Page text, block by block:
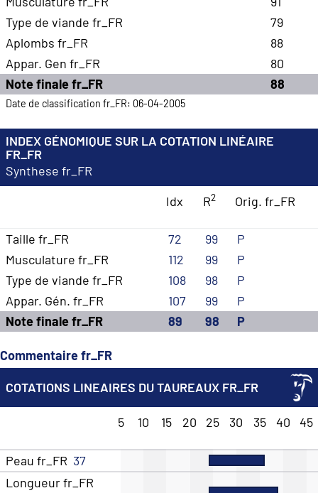
Type de viande fr_FR
79
Aplombs fr_FR
88
Appar. Gen fr_FR
80
Note finale fr_FR
88
Date de classification fr_FR: 06-04-2005
INDEX GÉNOMIQUE SUR LA COTATION LINÉAIRE
FR_FR
Synthese fr_FR
Idx
R2 Orig. fr_FR
Taille fr_FR 72 99
P
Musculature fr_FR
112 99
P
Type de viande fr_FR
108 98
P
Appar. Gén. fr_FR
107 99
P
Note finale fr_FR
89 98 P
Commentaire fr_FR
COTATIONS LINEAIRES DU TAUREAUX FR_FR
5 10 15 20 25 30 35 40 45
Peau fr_FR 37
Longueur fr_FR